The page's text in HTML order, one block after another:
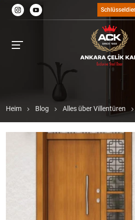
Heim Blog Alles über Villentüren